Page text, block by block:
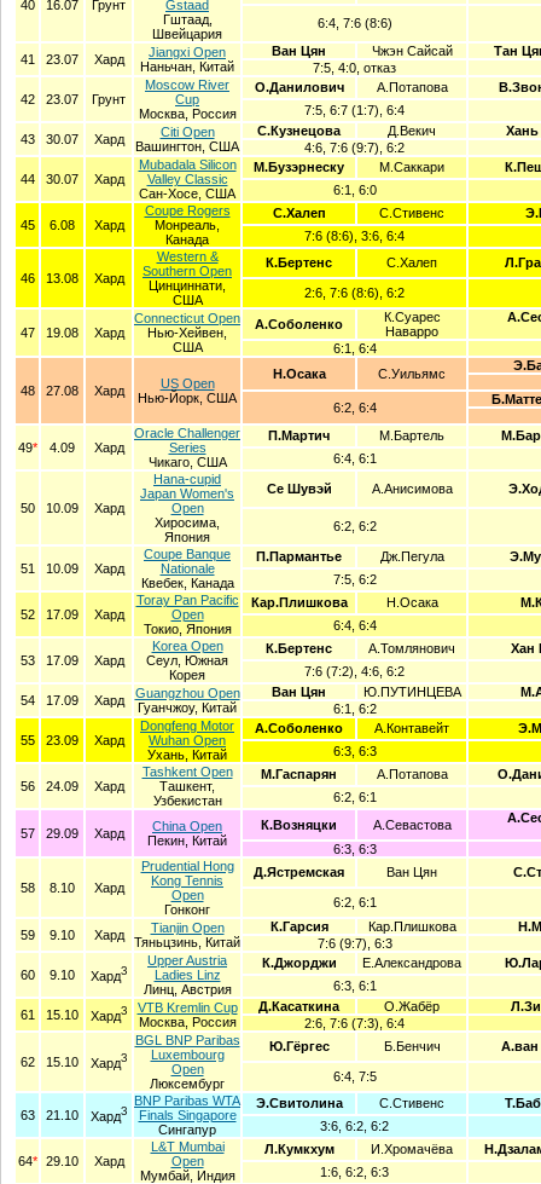
40 16.07 Грунт
Gstaad
Гштаад,
Швейцария
6:4, 7:6 (8:6)
41 23.07 Хард
Jiangxi Open
Наньчан, Китай
Ван Цян Чжэн Сайсай
Тан
7:5, 4:0, отказ
42 23.07 Грунт
Moscow River
Cup
Москва, Россия
О.Данилович А.Потапова
7:5, 6:7 (1:7), 6:4
43
30.07 Хард
Citi Open
Вашингтон, США
С.Кузнецова Д.Векич
4:6, 7:6 (9:7), 6:2
44 30.07 Хард
Mubadala Silicon
Valley Classic
Сан-Хосе, США
М.Бузэрнеску М.Саккари
6:1, 6:0
45 6.08 Хард
Coupe Rogers
Монреаль,
Канада
С.Халеп С.Стивенс
7:6 (8:6), 3:6, 6:4
46 13.08 Хард
Western &
Southern Open
Цинциннати,
США
К.Бертенс С.Халеп
2:6, 7:6 (8:6), 6:2
47 19.08 Хард
Connecticut Open
Нью-Хейвен,
США
А.Соболенко
К.Суарес
Наварро
6:1, 6:4
48 27.08 Хард
US Open
Нью-Йорк, США
Н.Осака С.Уильямс
6:2, 6:4
49* 4.09 Хард
Oracle Challenger
Series
Чикаго, США
П.Мартич М.Бартель
6:4, 6:1
50 10.09 Хард
Hana-cupid
Japan Women's
Open
Хиросима,
Япония
Се Шувэй А.Анисимова
6:2, 6:2
51 10.09 Хард
Coupe Banque
Nationale
Квебек, Канада
П.Пармантье Дж.Пегула
7:5, 6:2
52 17.09 Хард
Toray Pan Pacific
Open
Токио, Япония
Кар.Плишкова Н.Осака
6:4, 6:4
53 17.09 Хард
Korea Open
Сеул, Южная
Корея
К.Бертенс А.Томлянович
Хан
7:6 (7:2), 4:6, 6:2
54
17.09 Хард
Guangzhou Open
Гуанчжоу, Китай
Ван Цян Ю.ПУТИНЦЕВА
6:1, 6:2
55 23.09 Хард
Dongfeng Motor
Wuhan Open
Ухань, Китай
А.Соболенко А.Контавейт
6:3, 6:3
56 24.09 Хард
Tashkent Open
Ташкент,
Узбекистан
М.Гаспарян А.Потапова
6:2, 6:1
57 29.09 Хард
China Open
Пекин, Китай
К.Возняцки А.Севастова
6:3, 6:3
58 8.10 Хард
Prudential Hong
Kong Tennis
Open
Гонконг
Д.Ястремская Ван Цян
6:2, 6:1
59 9.10 Хард
Tianjin Open
Тяньцзинь, Китай
К.Гарсия Кар.Плишкова
7:6 (9:7), 6:3
60 9.10 ХардЗ
Upper Austria
Ladies Linz
Линц, Австрия
К.Джорджи Е.Александрова
6:3, 6:1
61
15.10 ХардЗ
VTB Kremlin Cup
Москва, Россия
Д.Касаткина О.Жабёр
2:6, 7:6 (7:3), 6:4
62 15.10 ХардЗ
BGL BNP Paribas
Luxembourg
Open
Люксембург
Ю.Гёргес Б.Бенчич А.ван
6:4, 7:5
63 21.10 ХардЗ
BNP Paribas WTA
Finals Singapore
Сингапур
Э.Свитолина С.Стивенс
3:6, 6:2, 6:2
64* 29.10 Хард
L&T Mumbai
Open
Мумбай, Индия
Л.Кумкхум И.Хромачёва
1:6, 6:2, 6:3